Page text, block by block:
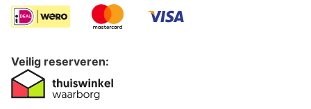
Veilig reserveren: